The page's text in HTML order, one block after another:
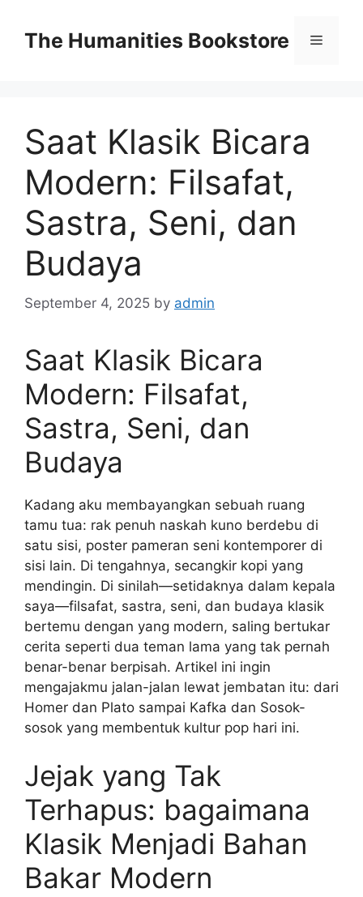
contentThe Humanities Bookstore Menu
Saat Klasik Bicara
Modern: Filsafat,
Sastra, Seni, dan
Budaya
September 4, 2025 by admin
Saat Klasik Bicara
Modern: Filsafat,
Sastra, Seni, dan
Budaya
Kadang aku membayangkan sebuah ruang
tamu tua: rak penuh naskah kuno berdebu di
satu sisi, poster pameran seni kontemporer di
sisi lain. Di tengahnya, secangkir kopi yang
mendingin. Di sinilah—setidaknya dalam kepala
saya—filsafat, sastra, seni, dan budaya klasik
bertemu dengan yang modern, saling bertukar
cerita seperti dua teman lama yang tak pernah
benar-benar berpisah. Artikel ini ingin
mengajakmu jalan-jalan lewat jembatan itu: dari
Homer dan Plato sampai Kafka dan Sosok-
sosok yang membentuk kultur pop hari ini.
Jejak yang Tak
Terhapus: bagaimana
Klasik Menjadi Bahan
Bakar Modern